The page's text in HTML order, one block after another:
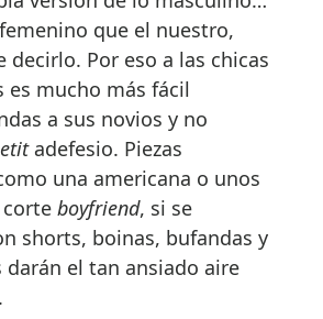
que el nuestro,
decirlo. Por eso a las chicas
es mucho más fácil
a sus novios y no
adefesio. Piezas
una americana o unos
boyfriend, si se
shorts, boinas, bufandas y
darán el tan ansiado aire